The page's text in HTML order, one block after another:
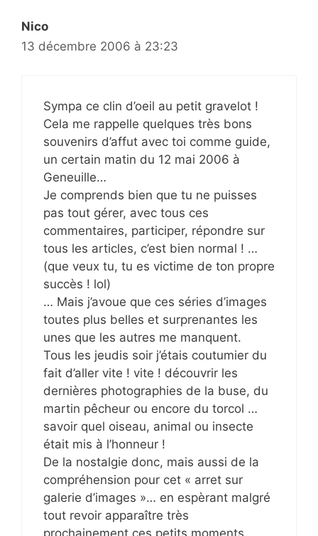
Nico
13 décembre 2006 à 23:23
Sympa ce clin d’oeil au petit gravelot !
Cela me rappelle quelques très bons
souvenirs d’affut avec toi comme guide,
un certain matin du 12 mai 2006 à
Geneuille…
Je comprends bien que tu ne puisses
pas tout gérer, avec tous ces
commentaires, participer, répondre sur
tous les articles, c’est bien normal ! …
(que veux tu, tu es victime de ton propre
succès ! lol)
… Mais j’avoue que ces séries d’images
toutes plus belles et surprenantes les
unes que les autres me manquent.
Tous les jeudis soir j’étais coutumier du
fait d’aller vite ! vite ! découvrir les
dernières photographies de la buse, du
martin pêcheur ou encore du torcol …
savoir quel oiseau, animal ou insecte
était mis à l’honneur !
De la nostalgie donc, mais aussi de la
compréhension pour cet « arret sur
galerie d’images »… en espèrant malgré
tout revoir apparaître très
prochainement ces petits moments